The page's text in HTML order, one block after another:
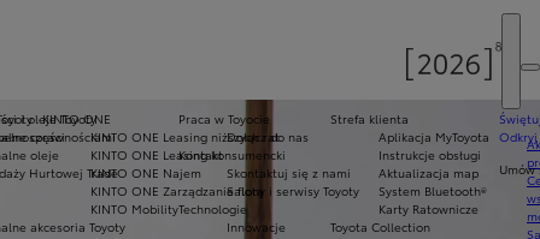
Praca w Toyocie
Dołącz do nas
Kontakt
Skontaktuj się z nami
Salony i serwisy Toyoty
Technologie
Innowacje
KINTO ONE
KINTO ONE Leasing niższych rat
KINTO ONE Leasing konsumencki
KINTO ONE Najem
KINTO ONE Zarządzanie flotą
KINTO Mobility
i oleje Toyoty
części
oleje
Hurtowej Trade
akcesoria Toyoty
Strefa klienta
Aplikacja MyToyota
Instrukcje obsługi
Aktualizacja map
System Bluetooth®
Karty Ratownicze
Toyota Collection